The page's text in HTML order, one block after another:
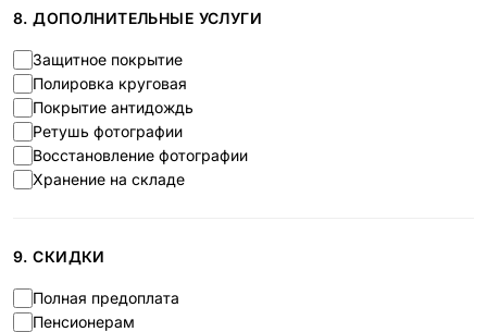
8. ДОПОЛНИТЕЛЬНЫЕ УСЛУГИ
Защитное покрытие
Полировка круговая
Покрытие антидождь
Ретушь фотографии
Восстановление фотографии
Хранение на складе
9. СКИДКИ
Полная предоплата
Пенсионерам